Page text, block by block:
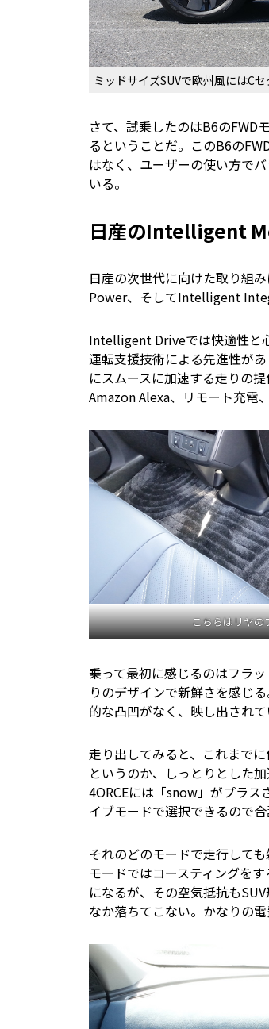
ミッドサイズSUVで欧州風にはC
さて、試乗したのはB6のFWD
るということだ。このB6の
はなく、ユーザーの使い方で
いる。
日産のIntelligent
日産の次世代に向けた取り
Power、そしてIntelligent
Intelligent Driveでは快適性と
運転支援技術による先進性が
にスムースに加速する走りの
Amazon Alexa、リモート充電
こちらはリヤの
乗って最初に感じるのはフラ
りのデザインで新鮮さを感じ
的な凸凹がなく、映し出され
走り出してみると、これまで
というのか、しっとりとした
4ORCEには「snow」がプラ
イブモードで選択できるので
それのどのモードで走行して
モードではコースティングを
になるが、その空気抵抗も
なか落ちてこない。かなりの電